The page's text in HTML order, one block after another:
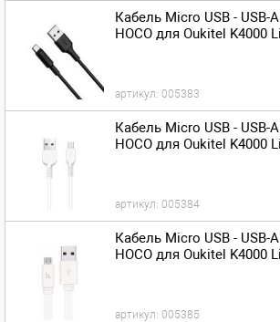
Кабель Micro USB - USB-
HOCO для Oukitel K4000
артикул: 005383
Кабель Micro USB - USB-
HOCO для Oukitel K4000
артикул: 005384
Кабель Micro USB - USB-
HOCO для Oukitel K4000
артикул: 005385